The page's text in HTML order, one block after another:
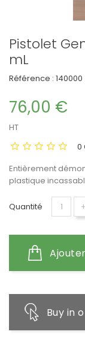
Pistolet
mL
Référence : 140000
76,00 €
HT
0
Entièrement
plastique
Quantité
Buy in